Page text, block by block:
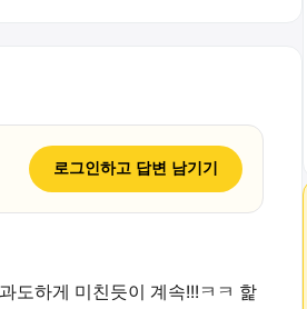
로그인하고 답변 남기기
도하게 미친듯이 계속!!!ㅋㅋ 핥